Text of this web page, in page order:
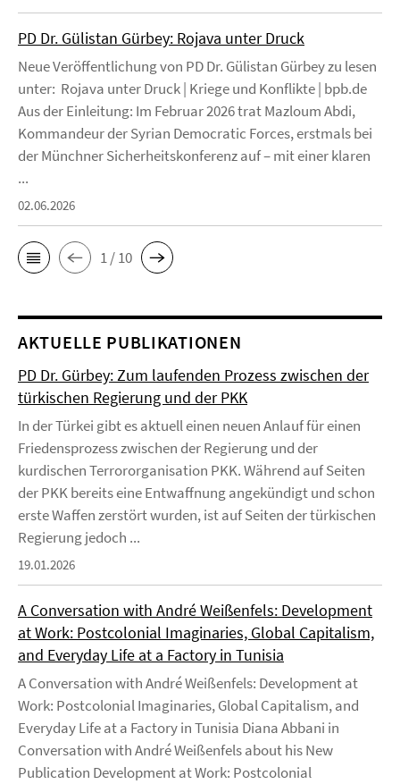
PD Dr. Gülistan Gürbey: Rojava unter Druck
Neue Veröffentlichung von PD Dr. Gülistan Gürbey zu lesen
unter: Rojava unter Druck | Kriege und Konflikte | bpb.de
Aus der Einleitung: Im Februar 2026 trat Mazloum Abdi,
Kommandeur der Syrian Democratic Forces, erstmals bei
der Münchner Sicherheitskonferenz auf – mit einer klaren
...
02.06.2026
1 / 10
AKTUELLE PUBLIKATIONEN
PD Dr. Gürbey: Zum laufenden Prozess zwischen der
türkischen Regierung und der PKK
In der Türkei gibt es aktuell einen neuen Anlauf für einen
Friedensprozess zwischen der Regierung und der
kurdischen Terrororganisation PKK. Während auf Seiten
der PKK bereits eine Entwaffnung angekündigt und schon
erste Waffen zerstört wurden, ist auf Seiten der türkischen
Regierung jedoch ...
19.01.2026
A Conversation with André Weißenfels: Development
at Work: Postcolonial Imaginaries, Global Capitalism,
and Everyday Life at a Factory in Tunisia
A Conversation with André Weißenfels: Development at
Work: Postcolonial Imaginaries, Global Capitalism, and
Everyday Life at a Factory in Tunisia Diana Abbani in
Conversation with André Weißenfels about his New
Publication Development at Work: Postcolonial